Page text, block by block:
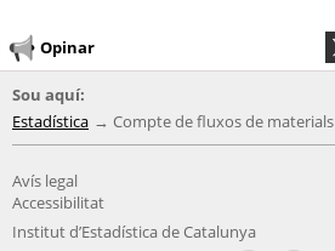
Opinar
Sou aquí:
Estadística
Compte de fluxos de materials
Avís legal
Accessibilitat
Institut d’Estadística de Catalunya